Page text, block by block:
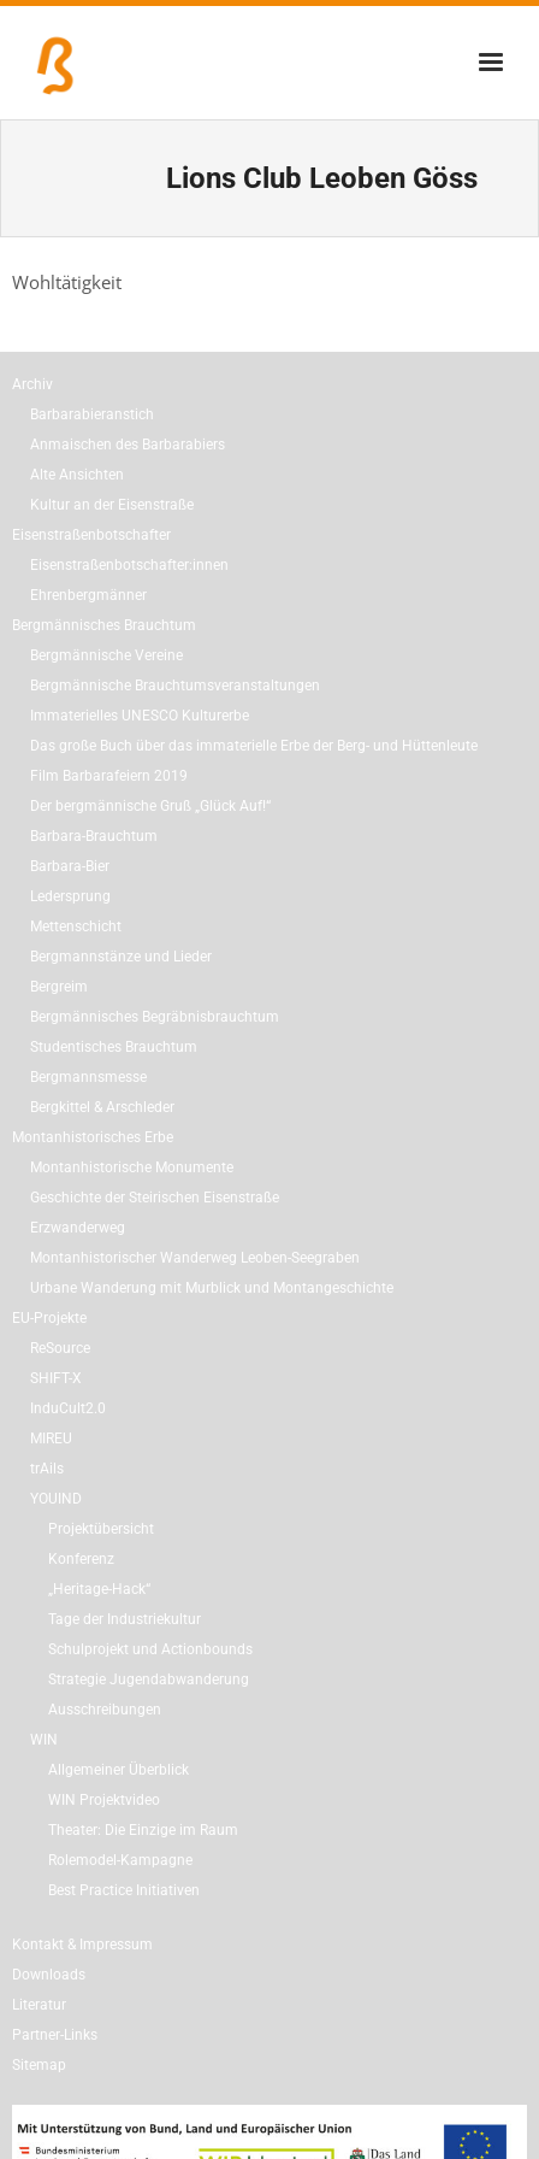
Tage der Industriekultur
Eisenstraßenmuseen
Veranstaltungen
Lions Club Leoben Göss
Wohltätigkeit
Archiv
Barbarabieranstich
Anmaischen des Barbarabiers
Alte Ansichten
Kultur an der Eisenstraße
Eisenstraßenbotschafter
Eisenstraßenbotschafter:innen
Ehrenbergmänner
Bergmännisches Brauchtum
Bergmännische Vereine
Bergmännische Brauchtumsveranstaltungen
Immaterielles UNESCO Kulturerbe
Das große Buch über das immaterielle Erbe der Berg- und Hüttenleute
Film Barbarafeiern 2019
Der bergmännische Gruß „Glück Auf!“
Barbara-Brauchtum
Barbara-Bier
Ledersprung
Mettenschicht
Bergmannstänze und Lieder
Bergreim
Bergmännisches Begräbnisbrauchtum
Studentisches Brauchtum
Bergmannsmesse
Bergkittel & Arschleder
Montanhistorisches Erbe
Montanhistorische Monumente
Geschichte der Steirischen Eisenstraße
Erzwanderweg
Montanhistorischer Wanderweg Leoben-Seegraben
Urbane Wanderung mit Murblick und Montangeschichte
EU-Projekte
ReSource
SHIFT-X
InduCult2.0
MIREU
trAils
YOUIND
Projektübersicht
Konferenz
„Heritage-Hack“
Tage der Industriekultur
Schulprojekt und Actionbounds
Strategie Jugendabwanderung
Ausschreibungen
WIN
Allgemeiner Überblick
WIN Projektvideo
Theater: Die Einzige im Raum
Rolemodel-Kampagne
Best Practice Initiativen
Kontakt & Impressum
Downloads
Literatur
Partner-Links
Sitemap